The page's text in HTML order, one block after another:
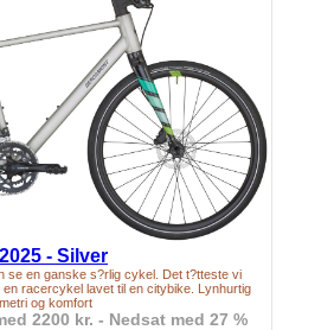
- Silver
se en ganske s?rlig cykel. Det t?tteste vi
racercykel lavet til en citybike. Lynhurtig
og komfort
2200 kr. - Nedsat med 27 %